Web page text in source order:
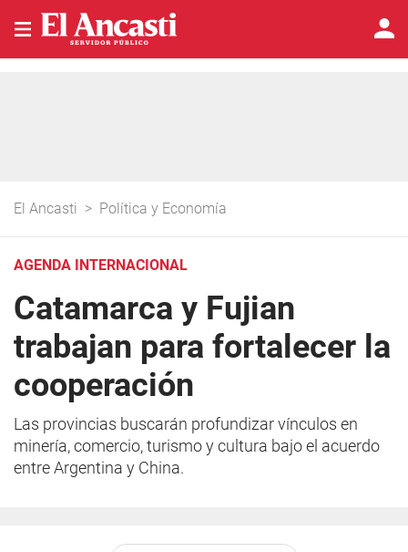
El Ancasti > Política y Economía
AGENDA INTERNACIONAL
Catamarca y Fujian
trabajan para fortalecer la
cooperación
Las provincias buscarán profundizar vínculos en
minería, comercio, turismo y cultura bajo el acuerdo
entre Argentina y China.